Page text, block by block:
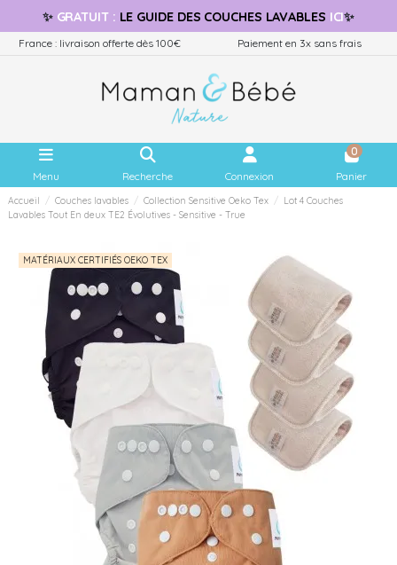
✨ GRATUIT: LE GUIDE DES COUCHES LAVABLES ICI✨
France : livraison offerte dès 100€ Paiement en 3x sans frais
Menu Recherche Connexion
0
Panier
Accueil Couches lavables Collection Sensitive Oeko Tex
Lot 4 Couches
Lavables Tout En deux TE2 Évolutives - Sensitive - True
MATÉRIAUX CERTIFIÉS OEKO TEX